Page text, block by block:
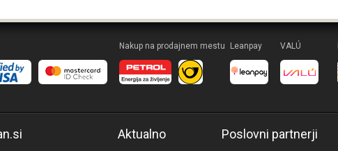
Nakup na prodajnem mestu Leanpay VALÚ
Aktualno Poslovni partnerji